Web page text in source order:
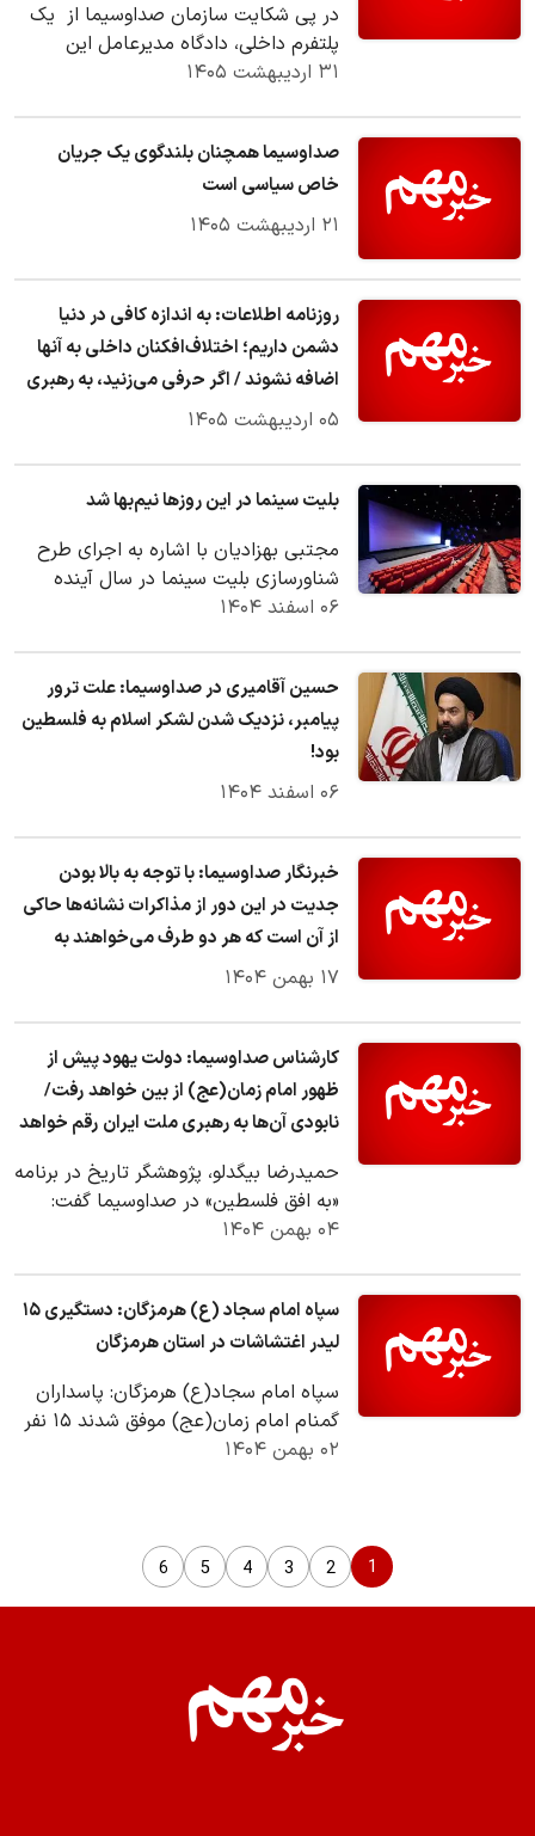
در پی شکایت سازمان صداوسیما از یک
پلتفرم داخلی، دادگاه مدیرعامل این
۳۱ اردیبهشت ۱۴۰۵
صداوسیما همچنان بلندگوی یک جریان
خاص سیاسی است
۲۱ اردیبهشت ۱۴۰۵
روزنامه اطلاعات: به اندازه کافی در دنیا
دشمن داریم؛ اختلاف‌افکنان داخلی به آنها
اضافه نشوند / اگر حرفی می‌زنید، به رهبری
نسبت ندهید
۰۵ اردیبهشت ۱۴۰۵
بلیت سینما در این روزها نیم‌بها شد
مجتبی بهزادیان با اشاره به اجرای طرح
شناورسازی بلیت سینما در سال آینده
گفت: این طرح با همکاری شورای صنفی
۰۶ اسفند ۱۴۰۴
حسین آقامیری در صداوسیما: علت ترور
پیامبر، نزدیک شدن لشکر اسلام به فلسطین
بود!
۰۶ اسفند ۱۴۰۴
خبرنگار صداوسیما: با توجه به بالا بودن
جدیت در این دور از مذاکرات نشانه‌ها حاکی
از آن است که هر دو طرف می‌خواهند به
نتیجه برسند
۱۷ بهمن ۱۴۰۴
کارشناس صداوسیما: دولت یهود پیش از
ظهور امام زمان(عج) از بین خواهد رفت/
نابودی آن‌ها به رهبری ملت ایران رقم خواهد
حمیدرضا بیگدلو، پژوهشگر تاریخ در برنامه
«به افق فلسطین» در صداوسیما گفت:
طبق روایت، دولت یهود پیش از ظهور
۰۴ بهمن ۱۴۰۴
سپاه امام سجاد (ع) هرمزگان: دستگیری ۱۵
لیدر اغتشاشات در استان هرمزگان
سپاه امام سجاد(ع) هرمزگان: پاسداران
گمنام امام زمان(عج) موفق شدند ۱۵ نفر
از لیدرها و عوامل تأثیرگذار آشوب‌های چند
۰۲ بهمن ۱۴۰۴
1
2
3
4
5
6